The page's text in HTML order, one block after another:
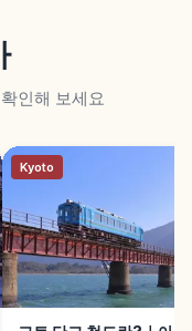
인해 보세요
Kyoto